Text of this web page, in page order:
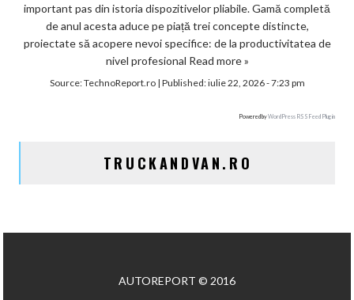
important pas din istoria dispozitivelor pliabile. Gamă completă
de anul acesta aduce pe piață trei concepte distincte,
proiectate să acopere nevoi specifice: de la productivitatea de
nivel profesional Read more »
Source:TechnoReport.ro| Published:iulie 22, 2026 - 7:23 pm
Powered byWordPress RSS Feed Plugin
TRUCKANDVAN.RO
AUTOREPORT © 2016